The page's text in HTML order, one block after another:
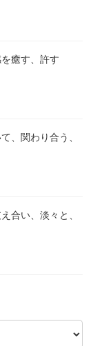
癒す、許す
、関わり合う、
合い、淡々と、